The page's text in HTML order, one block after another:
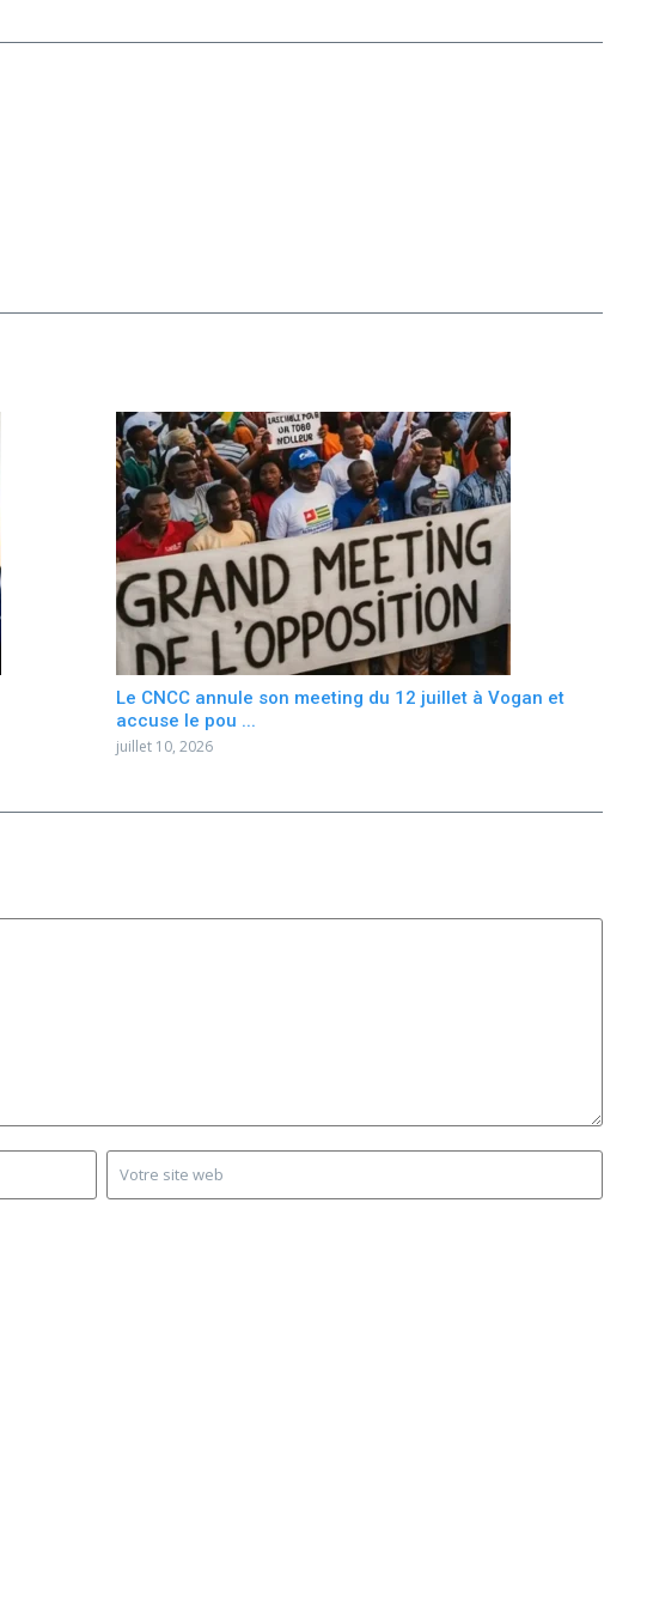
Le CNCC annule son meeting du 12 juillet à Vogan et
accuse le pou ...
juillet 10, 2026